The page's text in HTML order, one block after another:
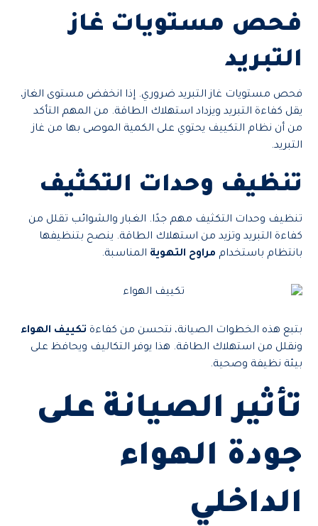
فحص مستويات غاز
التبريد
فحص مستويات غاز التبريد ضروري. إذا انخفض مستوى الغاز،
يقل كفاءة التبريد ويزداد استهلاك الطاقة. من المهم التأكد
من أن نظام التكييف يحتوي على الكمية الموصى بها من غاز
التبريد.
تنظيف وحدات التكثيف
تنظيف وحدات التكثيف مهم جدًا. الغبار والشوائب تقلل من
كفاءة التبريد وتزيد من استهلاك الطاقة. ينصح بتنظيفها
بانتظام باستخدام مراوح التهوية المناسبة.
بتبع هذه الخطوات الصيانة، نتحسن من كفاءة تكييف الهواء
ونقلل من استهلاك الطاقة. هذا يوفر التكاليف ويحافظ على
بيئة نظيفة وصحية.
تأثير الصيانة على
جودة الهواء
الداخلي